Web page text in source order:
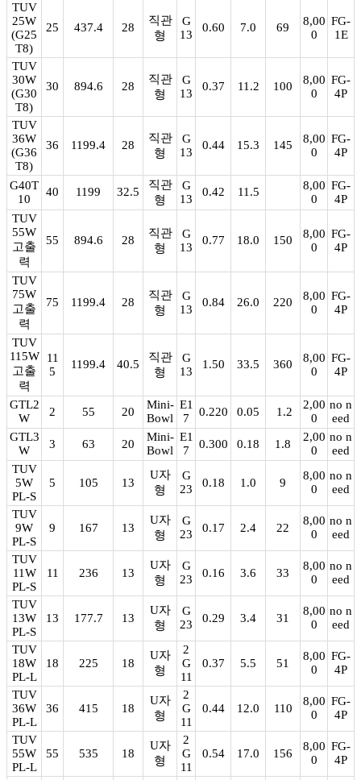
TUV
25W
(G25
T8)
25 437.4 28
직관
형
G
13
0.60 7.0 69
8,00
0
FG-
1E
TUV
30W
(G30
T8)
30 894.6 28
직관
형
G
13
0.37 11.2 100
8,00
0
FG-
4P
TUV
36W
(G36
T8)
36 1199.4 28
직관
형
G
13
0.44 15.3 145
8,00
0
FG-
4P
G40T
10
40 1199 32.5
직관
형
G
13
0.42 11.5
8,00
0
FG-
4P
TUV
55W
고출
력
55 894.6 28
직관
형
G
13
0.77 18.0 150
8,00
0
FG-
4P
TUV
75W
고출
력
75 1199.4 28
직관
형
G
13
0.84 26.0 220
8,00
0
FG-
4P
TUV
115W
고출
력
11
5
1199.4 40.5
직관
형
G
13
1.50 33.5 360
8,00
0
FG-
4P
GTL2
W
2 55 20
Mini-
Bowl
E1
7
0.220 0.05 1.2
2,00
0
no n
eed
GTL3
W
3 63 20
Mini-
Bowl
E1
7
0.300 0.18 1.8
2,00
0
no n
eed
TUV
5W
PL-S
5 105 13
U자
형
G
23
0.18 1.0 9
8,00
0
no n
eed
TUV
9W
PL-S
9 167 13
U자
형
G
23
0.17 2.4 22
8,00
0
no n
eed
TUV
11W
PL-S
11 236 13
U자
형
G
23
0.16 3.6 33
8,00
0
no n
eed
TUV
13W
PL-S
13 177.7 13
U자
형
G
23
0.29 3.4 31
8,00
0
no n
eed
TUV
18W
PL-L
18 225 18
U자
형
2
G
11
0.37 5.5 51
8,00
0
FG-
4P
TUV
36W
PL-L
36 415 18
U자
형
2
G
11
0.44 12.0 110
8,00
0
FG-
4P
TUV
55W
PL-L
55 535 18
U자
형
2
G
11
0.54 17.0 156
8,00
0
FG-
4P